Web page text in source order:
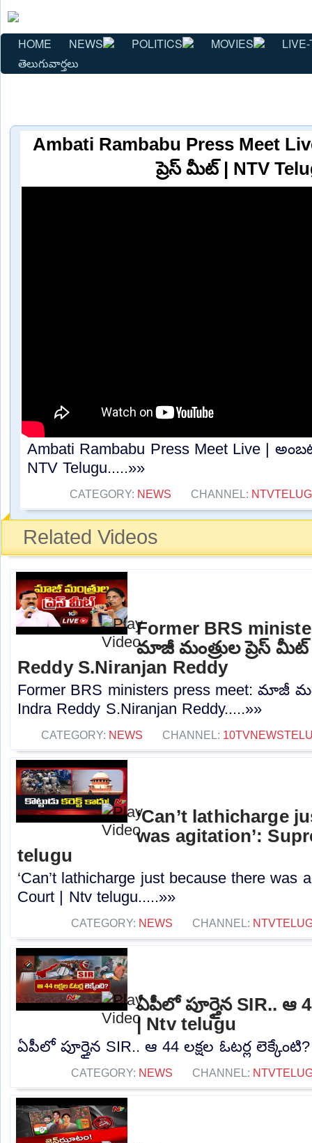
HOME NEWS POLITICS MOVIES
తెలుగువార్తలు
Ambati Rambabu Press Meet
ప్రెస్ మీట్ | NTV
Ambati Rambabu Press Meet Live |
NTV Telugu.....»»
CATEGORY: NEWS CHANNEL:
Related Videos
Former BRS
మాజీ మంత్రుల ప్రెస్‌ మీట్‌
Reddy S.Niranjan Reddy
Former BRS ministers press meet: మాజీ
Indra Reddy S.Niranjan Reddy.....»»
CATEGORY: NEWS CHANNEL:
‘Can’t lathicharge
was agitation’:
telugu
‘Can’t lathicharge just because there was
Court | Ntv telugu.....»»
CATEGORY: NEWS CHANNEL:
ఏపీలో పూర్తైన SIR.. ఆ
| Ntv telugu
ఏపీలో పూర్తైన SIR.. ఆ 44 లక్షల ఓటర్ల
CATEGORY: NEWS CHANNEL: